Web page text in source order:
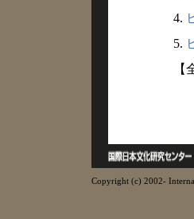
4.
5.
【
Copyright (c) 2002-